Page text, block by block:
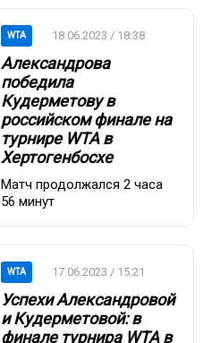
WTA 18.06.2023 / 18:38
Александрова
победила
Кудерметову в
российском финале на
турнире WTA в
Хертогенбосхе
Матч продолжался 2 часа
56 минут
WTA 17.06.2023 / 15:21
Успехи Александровой
и Кудерметовой: в
финале турнира WTA в